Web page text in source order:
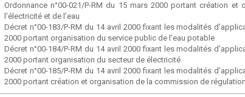
Ordonnance n°00-021/P-RM du 15 mars 2000 portant création
l’électricité et de l’eau
Décret n°00-183/P-RM du 14 avril 2000 fixant les modalités
2000 portant organisation du service public de l’eau potable
Décret n°00-184/P-RM du 14 avril 2000 fixant les modalités
2000 portant organisation du secteur de électricité
Décret n°00-185/P-RM du 14 avril 2000 fixant les modalités
2000 portant création et organisation de la commission de